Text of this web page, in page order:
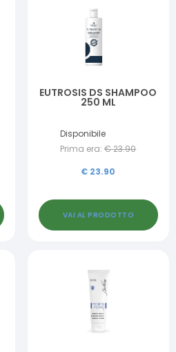
EUTROSIS DS SHAMPOO
250 ML
Disponibile
Prima era: €23.90
€ 23.90
VAI AL PRODOTTO